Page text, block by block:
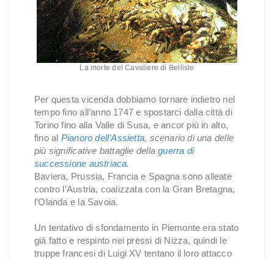
La morte del Cavaliere di Bellisle
Per questa vicenda dobbiamo tornare indietro nel
tempo fino all’anno 1747 e spostarci dalla città di
Torino fino alla Valle di Susa, e ancor più in alto,
fino al Pianoro dell’Assietta, scenario di una delle
più significative battaglie dellaguerra di
successione austriaca.
Baviera, Prussia, Francia e Spagna sono alleate
contro l’Austria, coalizzata con la Gran Bretagna,
l’Olanda e la Savoia.
Un tentativo di sfondamento in Piemonte era stato
già fatto e respinto nei pressi di Nizza, quindi le
truppe francesi di Luigi XV tentano il loro attacco